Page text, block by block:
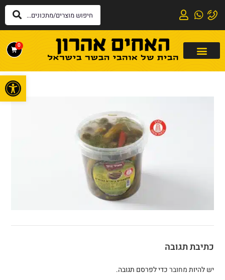
0
כתיבת תגובה
יש להיותמחוברכדי לפרסם תגובה.